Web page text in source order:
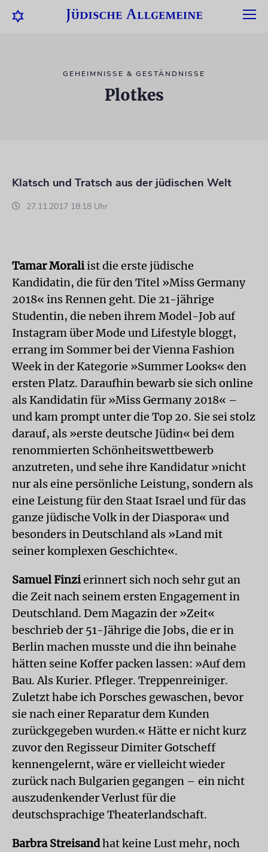
GEHEIMNISSE & GESTÄNDNISSE
Plotkes
Klatsch und Tratsch aus der jüdischen Welt
27.11.2017 18:18 Uhr
Tamar Moraliist die erste jüdische
Kandidatin, die für den Titel »Miss Germany
2018« ins Rennen geht. Die 21-jährige
Studentin, die neben ihrem Model-Job auf
Instagram über Mode und Lifestyle bloggt,
errang im Sommer bei der Vienna Fashion
Week in der Kategorie »Summer Looks« den
ersten Platz. Daraufhin bewarb sie sich online
als Kandidatin für »Miss Germany 2018« –
und kam prompt unter die Top 20. Sie sei stolz
darauf, als »erste deutsche Jüdin« bei dem
renommierten Schönheitswettbewerb
anzutreten, und sehe ihre Kandidatur »nicht
nur als eine persönliche Leistung, sondern als
eine Leistung für den Staat Israel und für das
ganze jüdische Volk in der Diaspora« und
besonders in Deutschland als »Land mit
seiner komplexen Geschichte«.
Samuel Finzierinnert sich noch sehr gut an
die Zeit nach seinem ersten Engagement in
Deutschland. Dem Magazin der »Zeit«
beschrieb der 51-Jährige die Jobs, die er in
Berlin machen musste und die ihn beinahe
hätten seine Koffer packen lassen: »Auf dem
Bau. Als Kurier. Pfleger. Treppenreiniger.
Zuletzt habe ich Porsches gewaschen, bevor
sie nach einer Reparatur dem Kunden
zurückgegeben wurden.« Hätte er nicht kurz
zuvor den Regisseur Dimiter Gotscheff
kennengelernt, wäre er vielleicht wieder
zurück nach Bulgarien gegangen – ein nicht
auszudenkender Verlust für die
deutschsprachige Theaterlandschaft.
Barbra Streisandhat keine Lust mehr, noch